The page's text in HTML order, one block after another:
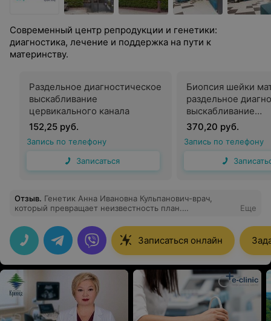
Современный центр репродукции и генетики:
диагностика, лечение и поддержка на пути к
материнству.
Раздельное диагностическое
выскабливание
цервикального канала
152,25 руб.
Запись по телефону
Записаться
Биопсия шейки
раздельное
выскабливание
цервикального
370,20 руб.
Запись по телефону
Отзыв. Генетик Анна Ивановна Кульпанович-врач,
который превращает неизвестность план.
большим вниманием к нам и нашей истории. Получили
ответы ушли домой с пониманием дальнейших шагов
и наконец жена успокоилась. Очень грамотный
специалист и приятный человек. Спасибо
Еще
Записаться онлайн